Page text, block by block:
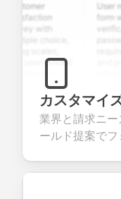
with
open-ended
valuable
about
products or
User
form with
seamless
account
creation.
カスタマイ
業界と請求ニ
ールド提案でフ